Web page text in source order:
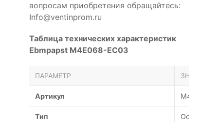
вопросам приобретения обращайтесь:
Info@ventinprom.ru
Таблица технических характеристик
Ebmpapst M4E068-EC03
ПАРАМЕТР ЗНАЧЕНИЕ
Артикул M4E068-
Тип Осевой